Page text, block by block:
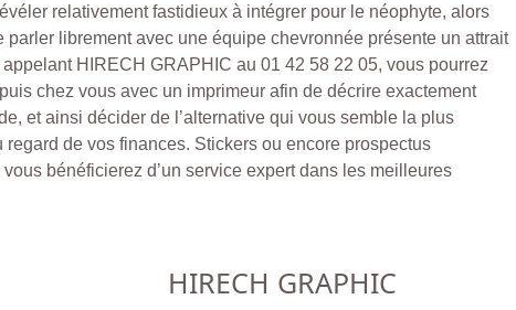
relativement fastidieux à intégrer pour le néophyte, alors
parler librement avec une équipe chevronnée présente un attrait
HIRECH GRAPHIC au 01 42 58 22 05, vous pourrez
chez vous avec un imprimeur afin de décrire exactement
et ainsi décider de l’alternative qui vous semble la plus
regard de vos finances. Stickers ou encore prospectus
bénéficierez d’un service expert dans les meilleures
HIRECH GRAPHIC